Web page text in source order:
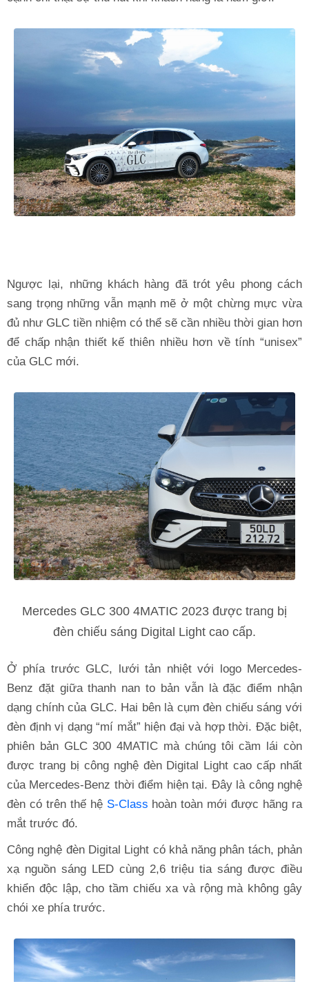
Ngược lại, những khách hàng đã trót yêu phong cách
sang trọng những vẫn mạnh mẽ ở một chừng mực vừa
đủ như GLC tiền nhiệm có thể sẽ cần nhiều thời gian hơn
để chấp nhận thiết kế thiên nhiều hơn về tính “unisex”
của GLC mới.
Mercedes GLC 300 4MATIC 2023 được trang bị
đèn chiếu sáng Digital Light cao cấp.
Ở phía trước GLC, lưới tản nhiệt với logo Mercedes-
Benz đặt giữa thanh nan to bản vẫn là đặc điểm nhận
dạng chính của GLC. Hai bên là cụm đèn chiếu sáng với
đèn định vị dạng “mí mắt” hiện đại và hợp thời. Đặc biệt,
phiên bản GLC 300 4MATIC mà chúng tôi cầm lái còn
được trang bị công nghệ đèn Digital Light cao cấp nhất
của Mercedes-Benz thời điểm hiện tại. Đây là công nghệ
đèn có trên thế hệ S-Class hoàn toàn mới được hãng ra
mắt trước đó.
Công nghệ đèn Digital Light có khả năng phân tách, phản
xạ nguồn sáng LED cùng 2,6 triệu tia sáng được điều
khiển độc lập, cho tầm chiếu xa và rộng mà không gây
chói xe phía trước.